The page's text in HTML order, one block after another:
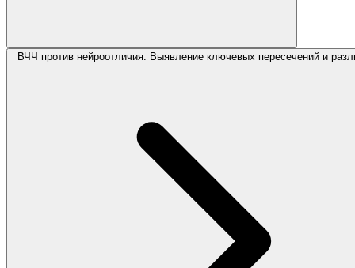
ВЧЧ против нейроотличия: Выявление ключевых пересечений и